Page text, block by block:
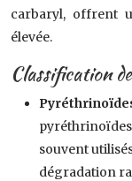
carbaryl, offrent
élevée.
Classification
souvent
dégradation